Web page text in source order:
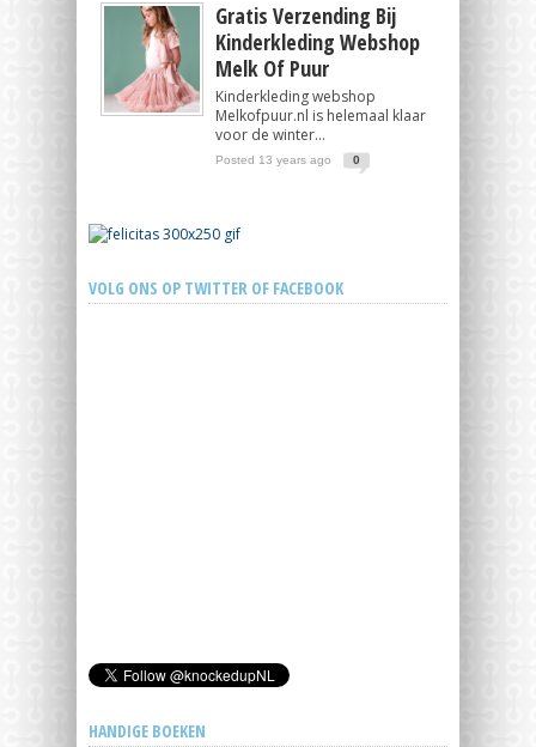
Gratis Verzending Bij
Kinderkleding Webshop
Melk Of Puur
Kinderkleding webshop
Melkofpuur.nl is helemaal klaar
voor de winter...
Posted 13 years ago 0
VOLG ONS OP TWITTER OF FACEBOOK
HANDIGE BOEKEN